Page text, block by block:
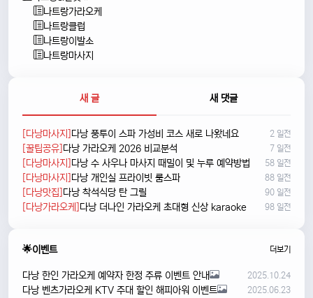
나트랑가라오케
나트랑클럽
나트랑이발소
나트랑마사지
새 글 새 댓글
[다낭마사지]다낭 풍투이 스파 가성비 코스 새로 나왔네요 2 일전
[꿀팁공유]다낭 가라오케 2026 비교분석 7 일전
[다낭마사지]다낭 수 사우나 마사지 때밀이 및 누루 예약방법 58 일전
[다낭마사지]다낭 개인실 프라이빗 룸스파 88 일전
[다낭맛집]다낭 착석식당 탄 그릴 90 일전
[다낭가라오케]다낭 더나인 가라오케 초대형 신상 karaoke 98 일전
🌟이벤트 더보기
다낭 한인 가라오케 예약자 한정 주류 이벤트 안내 2025.10.24
다낭 벤츠가라오케 KTV 주대 할인 해피아워 이벤트 2025.06.23